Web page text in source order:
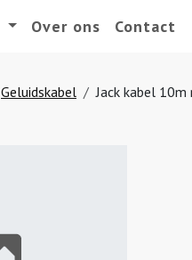
Over ons Contact
Geluidskabel Jack kabel 10m